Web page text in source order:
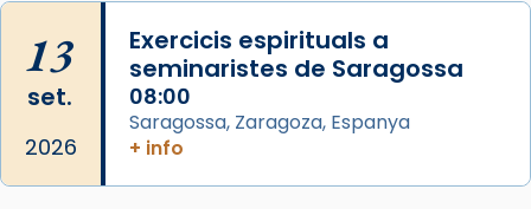
comitè organitzador de la visita apostòlica
del Sant Pare Lleó XIV a Barcelona, i als
col·laboradors, a la Catedral de Barcelona.
L’arquebisbe de Barcelona, el cardenal Joan
13
set.
2026
Exercicis espirituals a
seminaristes de Saragossa
08:00
Saragossa, Zaragoza, Espanya
+ info